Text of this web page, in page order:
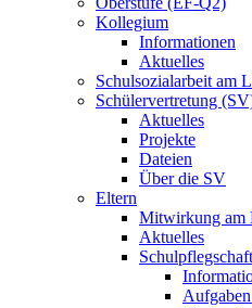
Kollegium
Informationen
Aktuelles
Schulsozialarbeit am
Schülervertretung
Aktuelles
Projekte
Dateien
Über die SV
Eltern
Mitwirkung am
Aktuelles
Schulpflegschaft